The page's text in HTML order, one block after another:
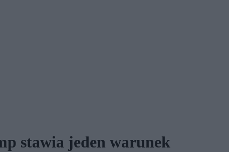
stawia jeden warunek